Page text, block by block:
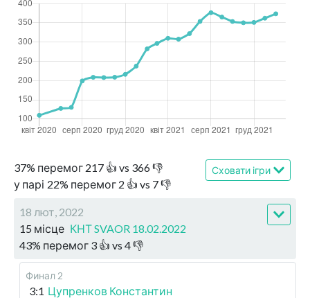
37% перемог 217 👍 vs 366👎
у парі 22% перемог 2 👍 vs 7👎
Сховати ігри
18 лют, 2022
15 місце КНТ SVAOR 18.02.2022
43% перемог 3 👍 vs 4👎
Финал 2
3:1 Цупренков Константин